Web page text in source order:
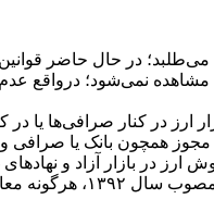
می‌طلبد؛ در حال حاضر
مشاهده نمی‌شود؛
در کنار صرافی‌ها یا در
همچون بانک یا صرافی
ارز در بازار آزاد و
می‌توانند به تارنمای بانک